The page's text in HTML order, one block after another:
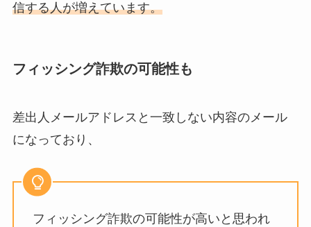
信する人が増えています。
フィッシング詐欺の可能性も
差出人メールアドレスと一致しない内容のメール
になっており、
フィッシング詐欺の可能性が高いと思われ